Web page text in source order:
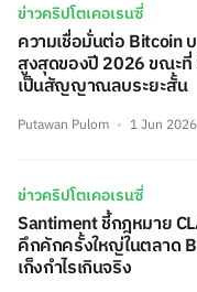
ข่าวคริปโตเคอเรนซี่
ความเชื่อมั่นต่อ Bitcoin
สูงสุดของปี 2026 ขณะที่
เป็นสัญญาณลบระยะสั้น
Putawan Pulom 1 Jun 2026
ข่าวคริปโตเคอเรนซี่
Santiment ชี้กฎหมาย
คึกคักครั้งใหญ่ในตลาด
เก็งกำไรเกินจริง